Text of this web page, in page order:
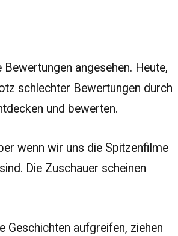
angesehen. Heute,
schlechter Bewertungen durch
und bewerten.
wenn wir uns die Spitzenfilme
Die Zuschauer scheinen
Geschichten aufgreifen, ziehen